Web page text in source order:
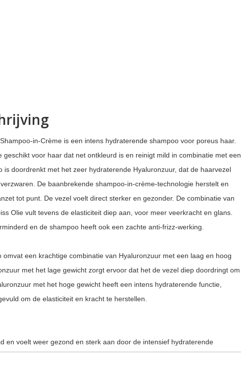
in-Crème is een intens hydraterende shampoo voor poreus haar.
geschikt voor haar dat net ontkleurd is en reinigt mild in combinatie met een
is doordrenkt met het zeer hydraterende Hyaluronzuur, dat de haarvezel
De baanbrekende shampoo-in-crème-technologie herstelt en
tot punt. De vezel voelt direct sterker en gezonder. De combinatie van
Olie vult tevens de elasticiteit diep aan, voor meer veerkracht en glans.
en de shampoo heeft ook een zachte anti-frizz-werking.
omvat een krachtige combinatie van Hyaluronzuur met een laag en hoog
met het lage gewicht zorgt ervoor dat het de vezel diep doordringt om
met het hoge gewicht heeft een intens hydraterende functie,
om de elasticiteit en kracht te herstellen.
en voelt weer gezond en sterk aan door de intensief hydraterende